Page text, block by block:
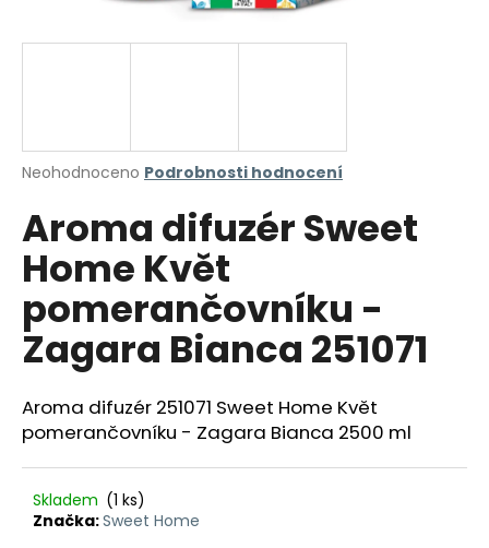
Průměrné
produktu
je
0,0
5
hvězdiček.
Neohodnoceno Podrobnosti hodnocení
Aroma difuzér Sweet
Home Květ
pomerančovníku -
Zagara Bianca 251071
Aroma difuzér 251071 Sweet Home Květ
pomerančovníku - Zagara Bianca 2500 ml
Skladem (1 ks)
Značka:Sweet Home
j
?
HLEDAT
D
o
p
o
r
u
č
u